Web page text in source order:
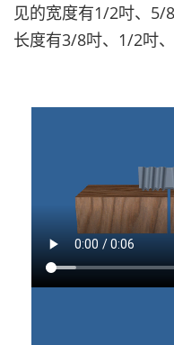
见的宽度有1/2吋、5/
长度有3/8吋、1/2吋